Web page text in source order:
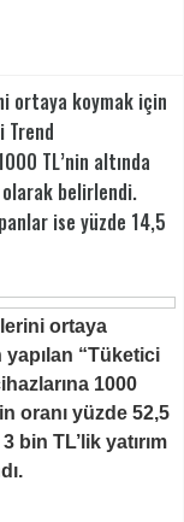
ortaya koymak için
Trend
TL’nin altında
belirlendi.
ise yüzde 14,5
ortaya
“Tüketici
1000
oranı yüzde 52,5
bin TL’lik yatırım